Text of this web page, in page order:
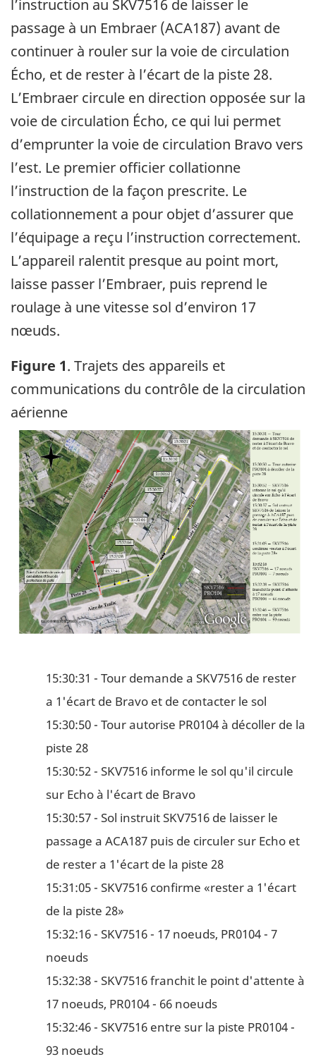
l’instruction au SKV7516 de laisser le
passage à un Embraer (ACA187) avant de
continuer à rouler sur la voie de circulation
Écho, et de rester à l’écart de la piste 28.
L’Embraer circule en direction opposée sur la
voie de circulation Écho, ce qui lui permet
d’emprunter la voie de circulation Bravo vers
l’est. Le premier officier collationne
l’instruction de la façon prescrite. Le
collationnement a pour objet d’assurer que
l’équipage a reçu l’instruction correctement.
L’appareil ralentit presque au point mort,
laisse passer l’Embraer, puis reprend le
roulage à une vitesse sol d’environ 17
nœuds.
Figure 1. Trajets des appareils et
communications du contrôle de la circulation
aérienne
Image
15:30:31 - Tour demande a SKV7516 de rester
a 1'écart de Bravo et de contacter le sol
15:30:50 - Tour autorise PR0104 à décoller de la
piste 28
15:30:52 - SKV7516 informe le sol qu'il circule
sur Echo à l'écart de Bravo
15:30:57 - Sol instruit SKV7516 de laisser le
passage a ACA187 puis de circuler sur Echo et
de rester a 1'écart de la piste 28
15:31:05 - SKV7516 confirme «rester a 1'écart
de la piste 28»
15:32:16 - SKV7516 - 17 noeuds, PR0104 - 7
noeuds
15:32:38 - SKV7516 franchit le point d'attente à
17 noeuds, PR0104 - 66 noeuds
15:32:46 - SKV7516 entre sur la piste PR0104 -
93 noeuds